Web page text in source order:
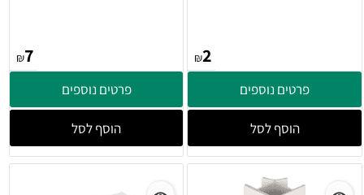
₪2
פרטים נוספים
הוסף לסל
₪7
פרטים נוספים
הוסף לסל